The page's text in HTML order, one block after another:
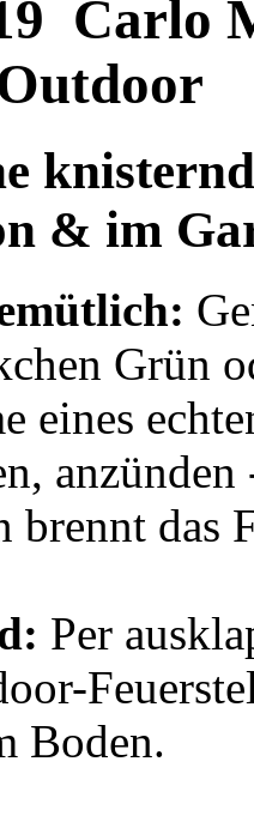
Carlo
& im
Grün
eines
das
Per
Boden.